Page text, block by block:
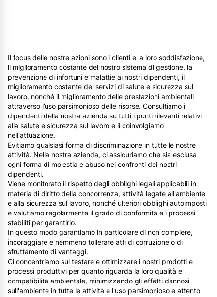
Il focus delle nostre azioni sono i clienti e la loro soddisfazione,
il miglioramento costante del nostro sistema di gestione, la
prevenzione di infortuni e malattie ai nostri dipendenti, il
miglioramento costante dei servizi di salute e sicurezza sul
lavoro, nonché il miglioramento delle prestazioni ambientali
attraverso l’uso parsimonioso delle risorse. Consultiamo i
dipendenti della nostra azienda su tutti i punti rilevanti relativi
alla salute e sicurezza sul lavoro e li coinvolgiamo
nell'attuazione.
Evitiamo qualsiasi forma di discriminazione in tutte le nostre
attività. Nella nostra azienda, ci assicuriamo che sia esclusa
ogni forma di molestia e abuso nei confronti dei nostri
dipendenti.
Viene monitorato il rispetto degli obblighi legali applicabili in
materia di diritto della concorrenza, attività legate all'ambiente
e alla sicurezza sul lavoro, nonché ulteriori obblighi autoimposti
e valutiamo regolarmente il grado di conformità e i processi
stabiliti per garantirlo.
In questo modo garantiamo in particolare di non compiere,
incoraggiare e nemmeno tollerare atti di corruzione o di
sfruttamento di vantaggi.
Ci concentriamo sul testare e ottimizzare i nostri prodotti e
processi produttivi per quanto riguarda la loro qualità e
compatibilità ambientale, minimizzando gli effetti dannosi
sull'ambiente in tutte le attività e l'uso parsimonioso e attento